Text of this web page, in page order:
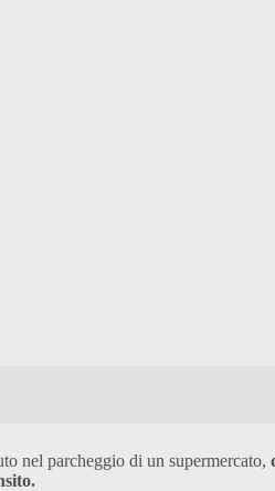
nel parcheggio di un supermercato,